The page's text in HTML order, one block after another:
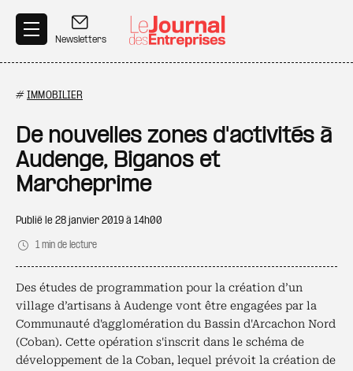
Newsletters
# IMMOBILIER
De nouvelles zones d'activités à
Audenge, Biganos et
Marcheprime
Publié le 28 janvier 2019 à 14h00
1 min de lecture
Des études de programmation pour la création d’un
village d’artisans à Audenge vont être engagées par la
Communauté d'agglomération du Bassin d'Arcachon Nord
(Coban). Cette opération s'inscrit dans le schéma de
développement de la Coban, lequel prévoit la création de